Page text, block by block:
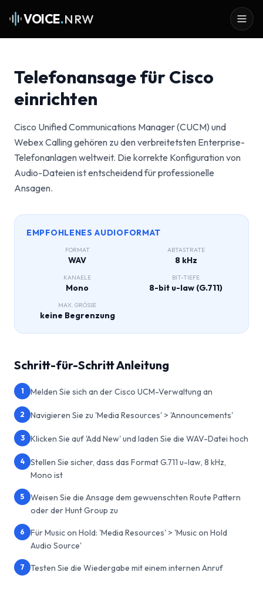
VOICE.NRW
Telefonansage für Cisco
einrichten
Cisco Unified Communications Manager (CUCM) und
Webex Calling gehören zu den verbreitetsten Enterprise-
Telefonanlagen weltweit. Die korrekte Konfiguration von
Audio-Dateien ist entscheidend für professionelle
Ansagen.
EMPFOHLENES AUDIOFORMAT
FORMAT
WAV
ABTASTRATE
8 kHz
KANAELE
Mono
BIT-TIEFE
8-bit u-law (G.711)
MAX. GRÖSSE
keine Begrenzung
Schritt-für-Schritt Anleitung
1 Melden Sie sich an der Cisco UCM-Verwaltung an
2 Navigieren Sie zu 'Media Resources' > 'Announcements'
3 Klicken Sie auf 'Add New' und laden Sie die WAV-Datei hoch
4
Stellen Sie sicher, dass das Format G.711 u-law, 8 kHz,
Mono ist
5
Weisen Sie die Ansage dem gewuenschten Route Pattern
oder der Hunt Group zu
6
Für Music on Hold: 'Media Resources' > 'Music on Hold
Audio Source'
7 Testen Sie die Wiedergabe mit einem internen Anruf